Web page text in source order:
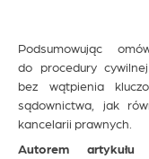
Podsumowując
do procedury
bez wątpienia
sądownictwa, jak
kancelarii prawnych.
Autorem artykułu